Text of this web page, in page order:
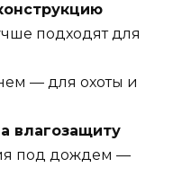
подходят для
— для охоты и
влагозащиту
под дождем —